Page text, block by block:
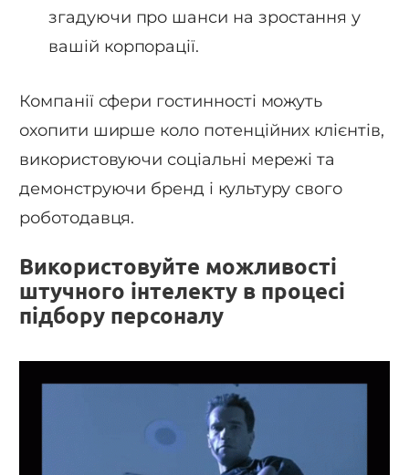
згадуючи про шанси на зростання у
вашій корпорації.
Компанії сфери гостинності можуть
охопити ширше коло потенційних клієнтів,
використовуючи соціальні мережі та
демонструючи бренд і культуру свого
роботодавця.
Використовуйте можливості
штучного інтелекту в процесі
підбору персоналу